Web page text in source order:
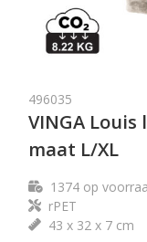
496035
VINGA Louis
maat L/XL
1374op
rPET
43 x 32 x 7 cm